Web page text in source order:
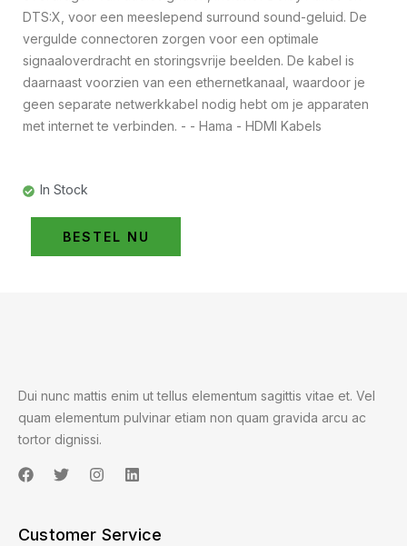
DTS:X, voor een meeslepend surround sound-geluid. De
vergulde connectoren zorgen voor een optimale
signaaloverdracht en storingsvrije beelden. De kabel is
daarnaast voorzien van een ethernetkanaal, waardoor je
geen separate netwerkkabel nodig hebt om je apparaten
met internet te verbinden. - - Hama - HDMI Kabels
In Stock
BESTEL NU
Dui nunc mattis enim ut tellus elementum sagittis vitae et. Vel
quam elementum pulvinar etiam non quam gravida arcu ac
tortor dignissi.
Customer Service